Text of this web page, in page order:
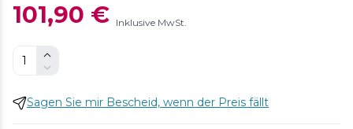
101,90 € Inklusive MwSt.
Sagen Sie mir Bescheid, wenn der Preis fällt